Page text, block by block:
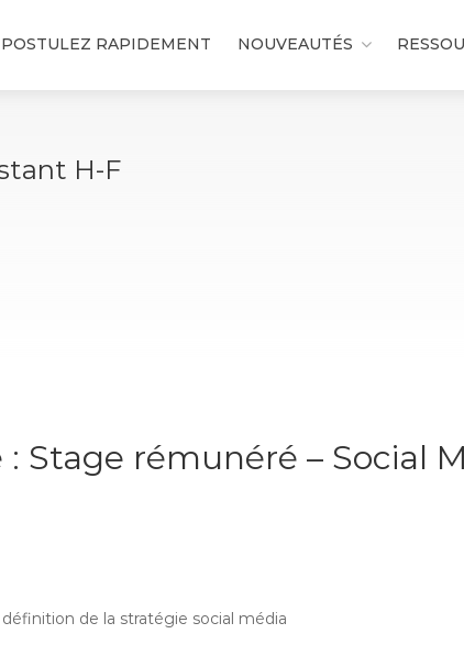
POSTULEZ RAPIDEMENT NOUVEAUTÉS
H-F
: Stage rémunéré – Social
de la stratégie social média